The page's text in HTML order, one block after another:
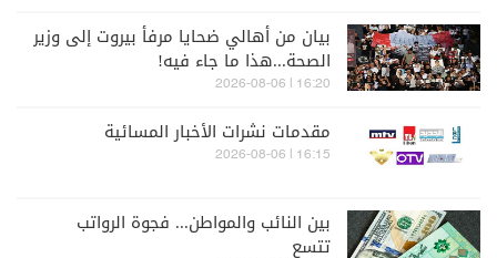
بيان من أهالي ضحايا مرفأ بيروت إلى وزير
الصحة...هذا ما جاء فيه!
16:20 | 2026-08-06
مقدمات نشرات الأخبار المسائية
16:15 | 2026-08-06
بين النائب والمواطن... فجوة الرواتب
تتسع